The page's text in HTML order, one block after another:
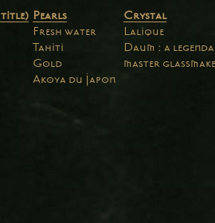
title) Pearls
Fresh water
Tahiti
Gold
Akoya du Japon
Crystal
Lalique
Daum : a
master